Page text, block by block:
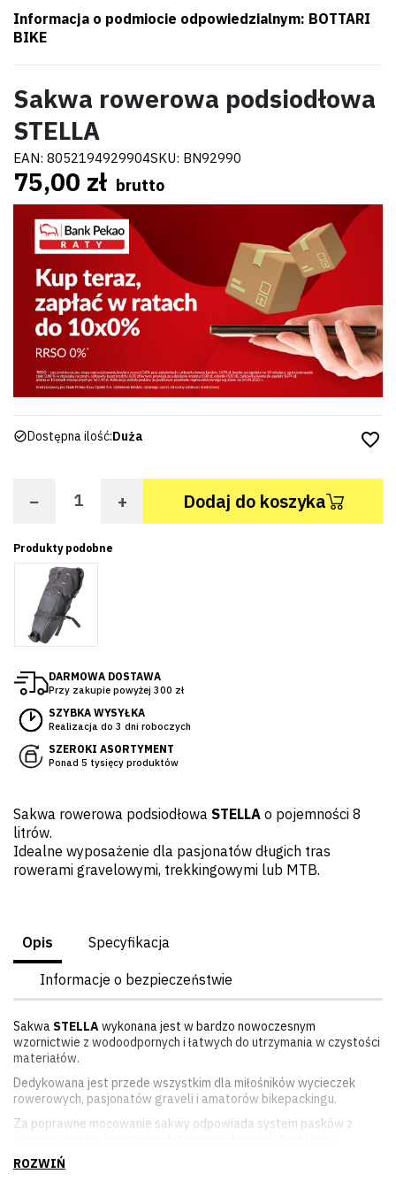
Informacja o podmiocie odpowiedzialnym: BOTTARI
BIKE
Sakwa rowerowa podsiodłowa
STELLA
EAN: 8052194929904SKU: BN92990
75,00 zł brutto
Dostępna ilość:Duża favorite_border
− + Dodaj do koszyka
Produkty podobne
DARMOWA DOSTAWA
Przy zakupie powyżej 300 zł
SZYBKA WYSYŁKA
Realizacja do 3 dni roboczych
SZEROKI ASORTYMENT
Ponad 5 tysięcy produktów
Sakwa rowerowa podsiodłowa STELLA o pojemności 8
litrów.
Idealne wyposażenie dla pasjonatów długich tras
rowerami gravelowymi, trekkingowymi lub MTB.
Opis Specyfikacja
Informacje o bezpieczeństwie
Sakwa STELLAwykonana jest w bardzo nowoczesnym
wzornictwie z wodoodpornych i łatwych do utrzymania w czystości
materiałów.
Dedykowana jest przede wszystkim dla miłośników wycieczek
rowerowych, pasjonatów graveli i amatorów bikepackingu.
Za poprawne mocowanie sakwy odpowiada system pasków z
Główna komora o pojemności 8 litrów zamykana jest poprzez